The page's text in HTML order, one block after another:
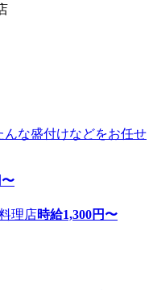
んな盛付けなどをお任せ
〜
理店時給1,300円〜